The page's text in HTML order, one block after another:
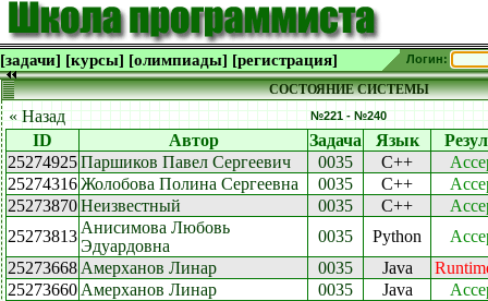
[задачи] [курсы] [олимпиады] [регистрация] Логин:
СОСТОЯНИЕ СИСТЕМЫ
« Назад №221 - №240
ID Автор Задача Язык
25274925Паршиков Павел Сергеевич 0035 C++
25274316Жолобова Полина Сергеевна 0035 C++
25273870Неизвестный 0035 C++
25273813 Анисимова Любовь
Эдуардовна
0035 Python
25273668 Амерханов Линар 0035 Java
25273660 Амерханов Линар 0035 Java